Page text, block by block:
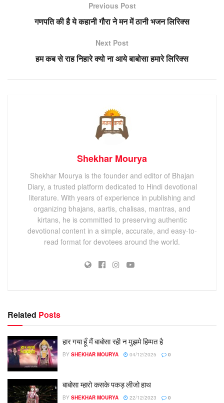
Previous Post
गणपति की है ये कहानी गौरा ने मन में ठानी भजन लिरिक्स
Next Post
हम कब से राह निहारे क्यो ना आये बाबोसा हमारे लिरिक्स
Shekhar Mourya
Shekhar Mourya is the founder and editor of Bhajan
Diary, a trusted platform dedicated to Hindi devotional
literature. With years of experience in publishing and
organizing bhajans, aartis, chalisas, mantras, and
kirtans, he is committed to preserving authentic
devotional content in a simple, accurate, and easy-to-
read format for devotees around the world.
Related Posts
हार गया हूँ मैं बाबोसा रही न मुझमे हिम्मत है
BY SHEKHAR MOURYA 04/12/2025 0
बाबोसा म्हारो कसके पकड़ लीजो हाथ
BY SHEKHAR MOURYA 22/12/2023 0